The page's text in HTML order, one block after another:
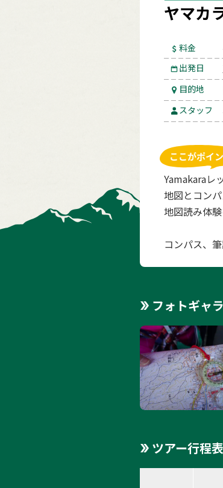
ヤマカ
料金
出発日
目的地
スタッフ
Yamakaraレ
地図とコン
地図読み体
コンパス、
フォトギャ
ツアー行程表